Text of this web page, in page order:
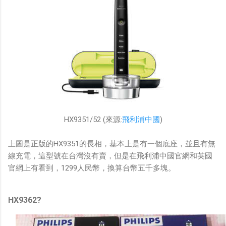
HX9351/52 (來源:飛利浦中國)
上圖是正版的HX9351的長相，基本上是有一個底座，並且有無
線充電，這型號在台灣沒有賣，但是在飛利浦中國官網和英國
官網上有看到，1299人民幣，換算台幣五千多塊。
HX9362?